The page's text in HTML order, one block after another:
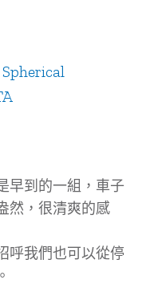
Spherical
早到的一組，車子
然，很清爽的感
呼我們也可以從停